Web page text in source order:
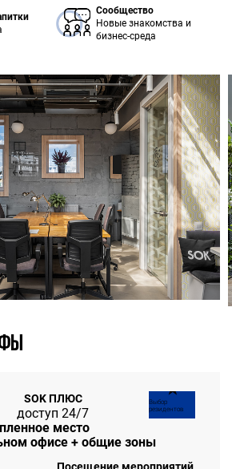
Сообщество
Новые знакомства и
бизнес-среда
★
Выбор
резидентов
SOK ПЛЮС
доступ 24/7
место
офисе + общие зоны